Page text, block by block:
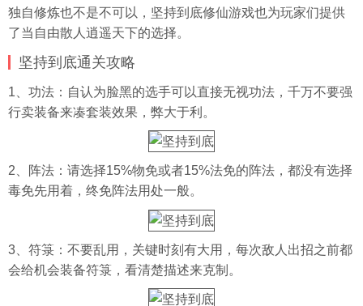
独自修炼也不是不可以，坚持到底修仙游戏也为玩家们提供
了当自由散人逍遥天下的选择。
坚持到底通关攻略
1、功法：自认为脸黑的选手可以直接无视功法，千万不要强
行卖装备来凑套装效果，弊大于利。
2、阵法：请选择15%物免或者15%法免的阵法，都没有选择
毒免先用着，终免阵法用处一般。
3、符箓：不要乱用，关键时刻有大用，每次敌人出招之前都
会给机会装备符箓，看清楚描述来克制。